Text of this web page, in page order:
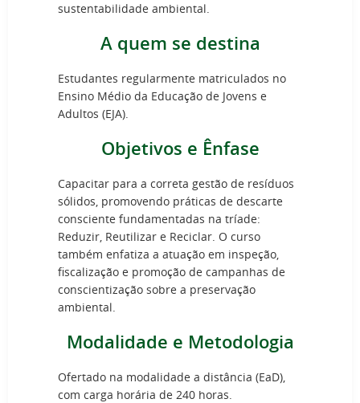
sustentabilidade ambiental.
A quem se destina
Estudantes regularmente matriculados no
Ensino Médio da Educação de Jovens e
Adultos (EJA).
Objetivos e Ênfase
Capacitar para a correta gestão de resíduos
sólidos, promovendo práticas de descarte
consciente fundamentadas na tríade:
Reduzir, Reutilizar e Reciclar. O curso
também enfatiza a atuação em inspeção,
fiscalização e promoção de campanhas de
conscientização sobre a preservação
ambiental.
Modalidade e Metodologia
Ofertado na modalidade a distância (EaD),
com carga horária de 240 horas.